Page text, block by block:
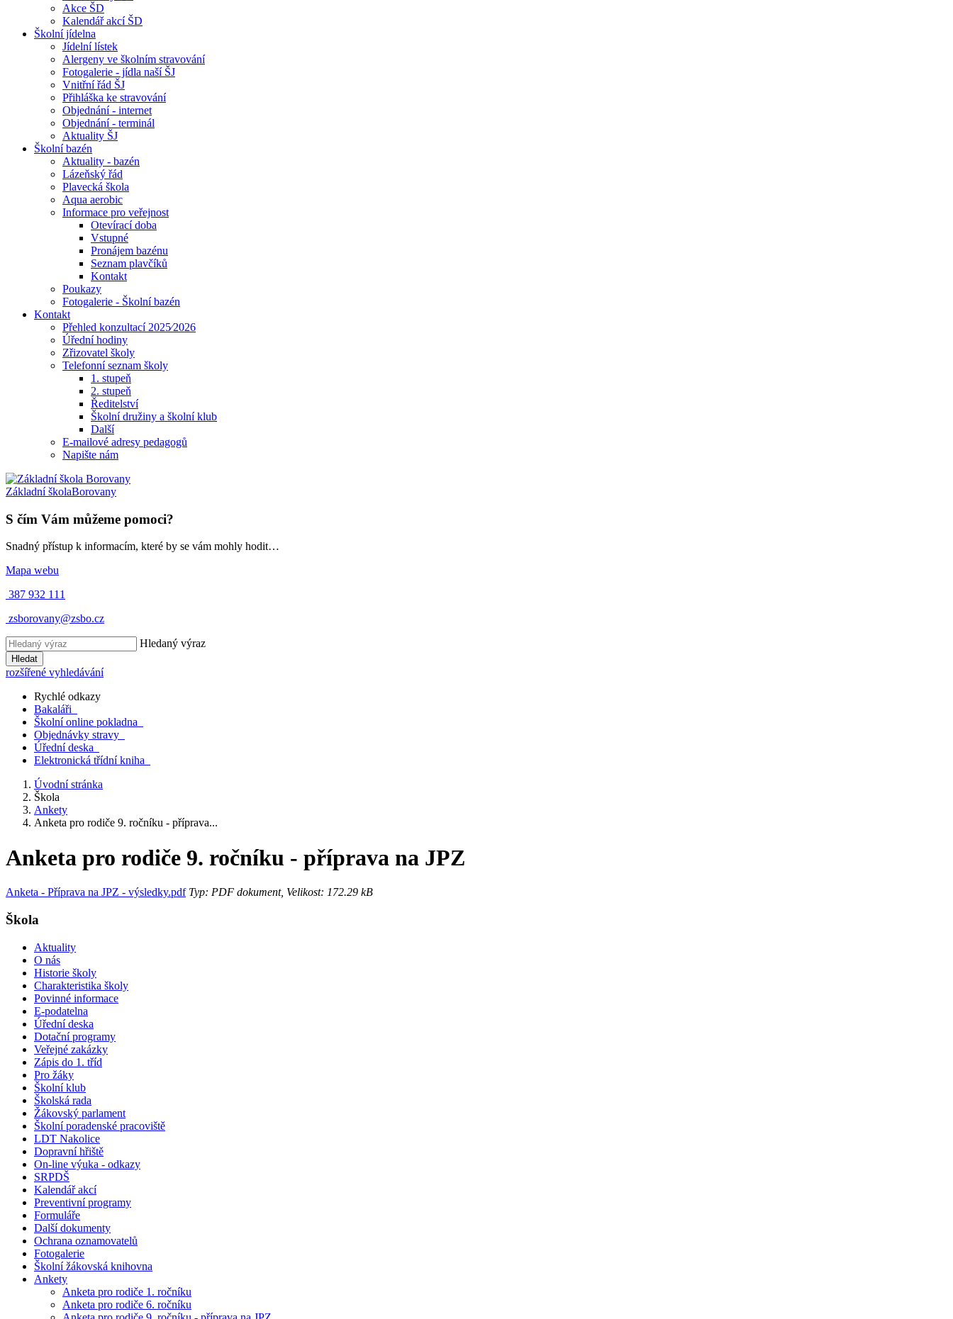
Akce ŠD
Kalendář akcí ŠD
Školní jídelna
Jídelní lístek
Alergeny ve školním stravování
Fotogalerie - jídla naší ŠJ
Vnitřní řád ŠJ
Přihláška ke stravování
Objednání - internet
Objednání - terminál
Aktuality ŠJ
Školní bazén
Aktuality - bazén
Lázeňský řád
Plavecká škola
Aqua aerobic
Informace pro veřejnost
Otevírací doba
Vstupné
Pronájem bazénu
Seznam plavčíků
Kontakt
Poukazy
Fotogalerie - Školní bazén
Kontakt
Přehled konzultací 2025⁄2026
Úřední hodiny
Zřizovatel školy
Telefonní seznam školy
1. stupeň
2. stupeň
Ředitelství
Školní družiny a školní klub
Další
E-mailové adresy pedagogů
Napište nám
Základní školaBorovany
S čím Vám můžeme pomoci?
Snadný přístup k informacím, které by se vám mohly hodit…
Mapa webu
387 932 111
zsborovany@zsbo.cz
Hledaný výraz
Hledat
rozšířené vyhledávání
Rychlé odkazy
Bakaláři
Školní online pokladna
Objednávky stravy
Úřední deska
Elektronická třídní kniha
Úvodní stránka
Škola
Ankety
Anketa pro rodiče 9. ročníku - příprava...
Anketa pro rodiče 9. ročníku - příprava na JPZ
Anketa - Příprava na JPZ - výsledky.pdfTyp: PDF dokument, Velikost: 172.29 kB
Škola
Aktuality
O nás
Historie školy
Charakteristika školy
Povinné informace
E-podatelna
Úřední deska
Dotační programy
Veřejné zakázky
Zápis do 1. tříd
Pro žáky
Školní klub
Školská rada
Žákovský parlament
Školní poradenské pracoviště
LDT Nakolice
Dopravní hřiště
On-line výuka - odkazy
SRPDŠ
Kalendář akcí
Preventivní programy
Formuláře
Další dokumenty
Ochrana oznamovatelů
Fotogalerie
Školní žákovská knihovna
Ankety
Anketa pro rodiče 1. ročníku
Anketa pro rodiče 6. ročníku